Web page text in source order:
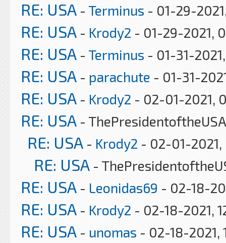
RE: USA - Terminus - 01-29-
RE: USA - Krody2 - 01-29-2021,
RE: USA - Terminus - 01-31-
RE: USA - parachute - 01-31-
RE: USA - Krody2 - 02-01-2021,
RE: USA -
RE: USA - Krody2 - 02-01-
RE: USA -
RE: USA - Leonidas69 - 02-18-
RE: USA - Krody2 - 02-18-2021,
RE: USA - unomas - 02-18-2021,